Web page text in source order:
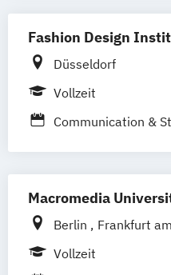
Event – Sport –
Internationales
Management
Fashion Design
Düsseldorf
Vollzeit
Communication &
Macromedia
Berlin Frankfurt
Leipzig
Vollzeit